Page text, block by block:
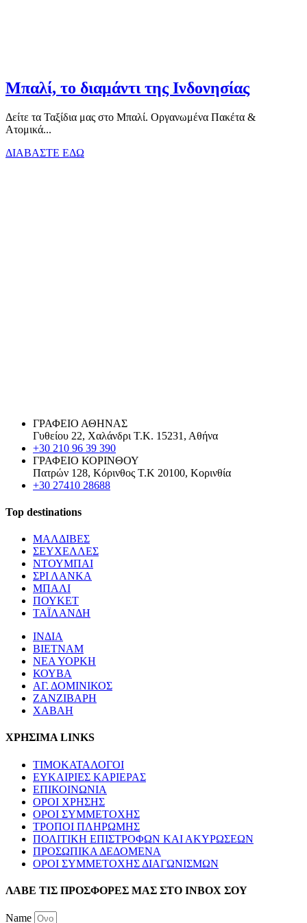
Μπαλί, το διαμάντι της Ινδονησίας
Δείτε τα Ταξίδια μας στο Μπαλί. Οργανωμένα Πακέτα &
Ατομικά...
ΔΙΑΒΑΣΤΕ ΕΔΩ
ΓΡΑΦΕΙΟ ΑΘΗΝΑΣ
Γυθείου 22, Χαλάνδρι Τ.Κ. 15231, Αθήνα
+30 210 96 39 390
ΓΡΑΦΕΙΟ ΚΟΡΙΝΘΟΥ
Πατρών 128, Κόρινθος Τ.Κ 20100, Κορινθία
+30 27410 28688
Top destinations
ΜΑΛΔΙΒΕΣ
ΣΕΥΧΕΛΛΕΣ
ΝΤΟΥΜΠΑΙ
ΣΡΙ ΛΑΝΚΑ
ΜΠΑΛΙ
ΠΟΥΚΕΤ
ΤΑΪΛΑΝΔΗ
ΙΝΔΙΑ
ΒΙΕΤΝΑΜ
ΝΕΑ ΥΟΡΚΗ
ΚΟΥΒΑ
ΑΓ. ΔΟΜΙΝΙΚΟΣ
ΖΑΝΖΙΒΑΡΗ
ΧΑΒΑΗ
ΧΡΗΣΙΜΑ LINKS
ΤΙΜΟΚΑΤΑΛΟΓΟΙ
ΕΥΚΑΙΡΙΕΣ ΚΑΡΙΕΡΑΣ
ΕΠΙΚΟΙΝΩΝΙΑ
ΟΡΟΙ ΧΡΗΣΗΣ
ΟΡΟΙ ΣΥΜΜΕΤΟΧΗΣ
ΤΡΟΠΟΙ ΠΛΗΡΩΜΗΣ
ΠΟΛΙΤΙΚΗ ΕΠΙΣΤΡΟΦΩΝ ΚΑΙ ΑΚΥΡΩΣΕΩΝ
ΠΡΟΣΩΠΙΚΑ ΔΕΔΟΜΕΝΑ
ΟΡΟΙ ΣΥΜΜΕΤΟΧΗΣ ΔΙΑΓΩΝΙΣΜΩΝ
ΛΑΒΕ ΤΙΣ ΠΡΟΣΦΟΡΕΣ ΜΑΣ ΣΤΟ ΙΝΒΟΧ ΣΟΥ
Name